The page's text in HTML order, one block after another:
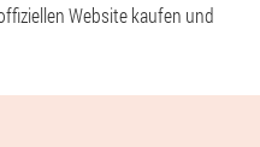
Website kaufen und